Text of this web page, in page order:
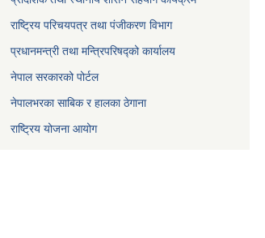
राष्ट्रिय परिचयपत्र तथा पंजीकरण विभाग
प्रधानमन्त्री तथा मन्त्रिपरिषद्को कार्यालय
नेपाल सरकारको पोर्टल
नेपालभरका साबिक र हालका ठेगाना
राष्ट्रिय योजना आयोग